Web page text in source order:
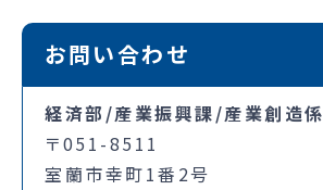
お問い合わせ
経済部/産業振興課/産業創造係
〒051-8511
室蘭市幸町1番2号